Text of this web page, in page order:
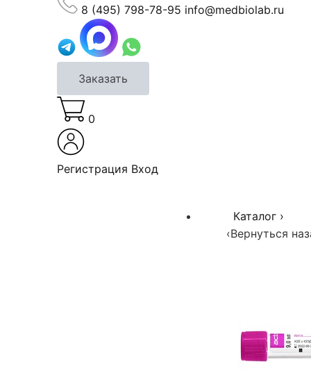
8 (495) 798-78-95 info@medbiolab.ru
Заказать
0
Регистрация Вход
Каталог ›
‹Вернуться